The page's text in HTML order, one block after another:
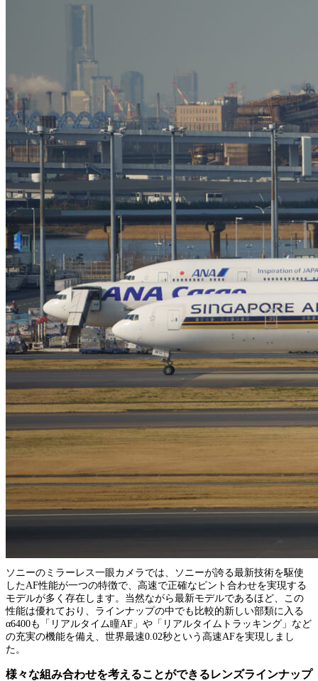
ソニーのミラーレス一眼カメラでは、ソニーが誇る最新技術を駆使
したAF性能が一つの特徴で、高速で正確なピント合わせを実現する
モデルが多く存在します。当然ながら最新モデルであるほど、この
性能は優れており、ラインナップの中でも比較的新しい部類に入る
α6400も「リアルタイム瞳AF」や「リアルタイムトラッキング」など
の充実の機能を備え、世界最速0.02秒という高速AFを実現しまし
た。
様々な組み合わせを考えることができるレンズラインナップ